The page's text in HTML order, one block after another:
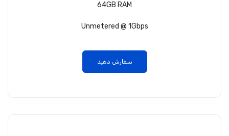
64GB RAM
Unmetered @ 1Gbps
سفارش دهید